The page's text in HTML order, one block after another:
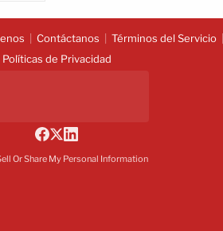
Contáctanos
Términos del Servicio
Políticas de Privacidad
Or Share My Personal Information